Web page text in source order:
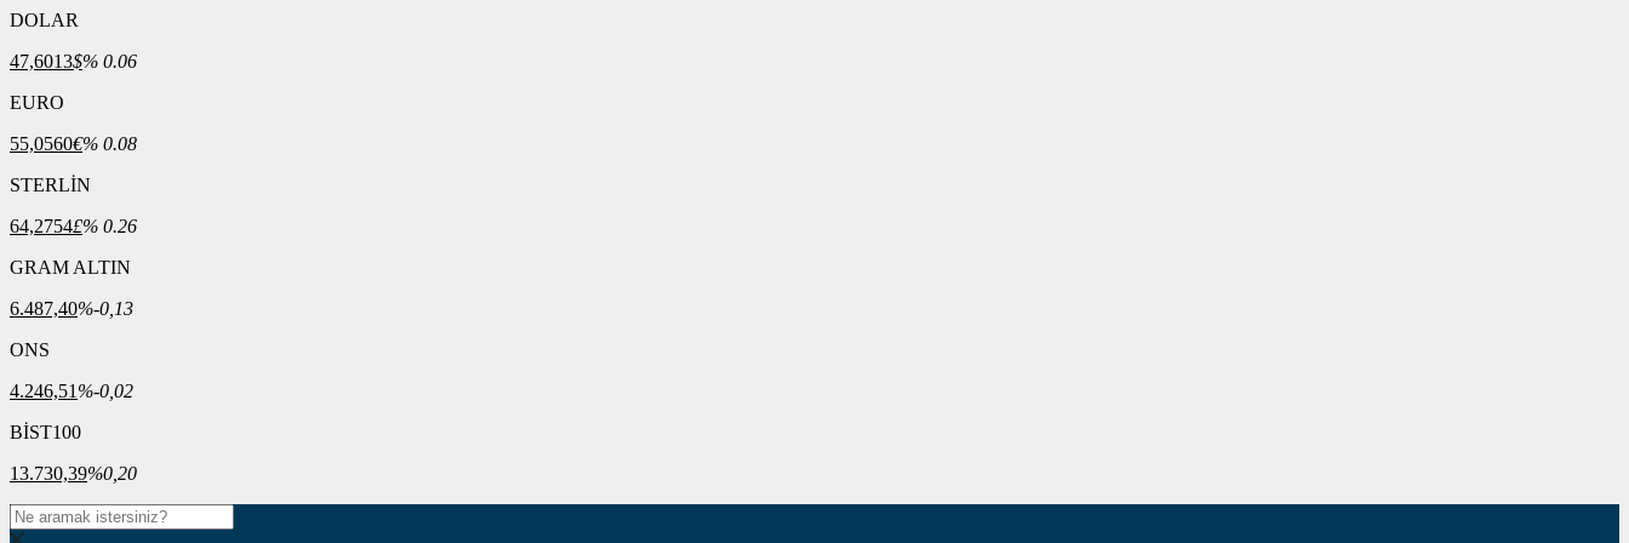
DOLAR
47,6013$% 0.06
EURO
55,0560€% 0.08
STERLİN
64,2754£% 0.26
GRAM ALTIN
6.487,40%-0,13
ONS
4.246,51 %-0,02
BİST100
13.730,39%0,20